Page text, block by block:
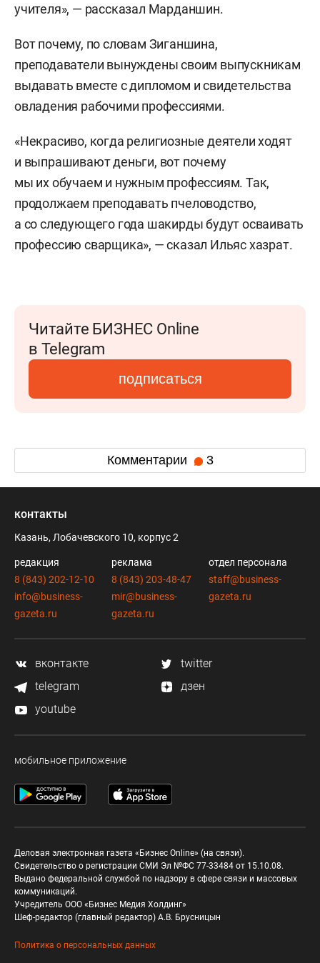
учителя», — рассказал Марданшин.
Вот почему, по словам Зиганшина,
преподаватели вынуждены своим выпускникам
выдавать вместе с дипломом и свидетельства
овладения рабочими профессиями.
«Некрасиво, когда религиозные деятели ходят
и выпрашивают деньги, вот почему
мы их обучаем и нужным профессиям. Так,
продолжаем преподавать пчеловодство,
а со следующего года шакирды будут осваивать
профессию сварщика», — сказал Ильяс хазрат.
Читайте БИЗНЕС Online
в Telegram
подписаться
Комментарии 3
контакты
Казань, Лобачевского 10, корпус 2
редакция
8 (843) 202-12-10
info@business-
gazeta.ru
реклама
8 (843) 203-48-47
mir@business-
gazeta.ru
отдел персонала
staff@business-
gazeta.ru
вконтакте
twitter
telegram
дзен
youtube
мобильное приложение
Деловая электронная газета «Бизнес Online» (на связи).
Свидетельство о регистрации СМИ Эл №ФС 77-33484 от 15.10.08.
Выдано федеральной службой по надзору в сфере связи и массовых
коммуникаций.
Учредитель ООО «Бизнес Медия Холдинг»
Шеф-редактор (главный редактор) А.В. Брусницын
Политика о персональных данных